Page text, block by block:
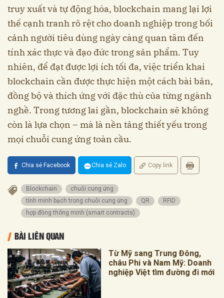
truy xuất và tự động hóa, blockchain mang lại lợi
thế cạnh tranh rõ rệt cho doanh nghiệp trong bối
cảnh người tiêu dùng ngày càng quan tâm đến
tính xác thực và đạo đức trong sản phẩm. Tuy
nhiên, để đạt được lợi ích tối đa, việc triển khai
blockchain cần được thực hiện một cách bài bản,
đồng bộ và thích ứng với đặc thù của từng ngành
nghề. Trong tương lai gần, blockchain sẽ không
còn là lựa chọn – mà là nền tảng thiết yếu trong
mọi chuỗi cung ứng toàn cầu.
Chia sẻ Facebook Chia sẻ Zalo Copy link
Blockchain
chuỗi cung ứng
tính minh bạch trong chuỗi cung ứng
QR
RFID
hợp đồng thông minh (smart contracts)
BÀI LIÊN QUAN
Từ Mỹ sang Trung Đông,
châu Phi và Nam Mỹ: Doanh
nghiệp Việt tìm đường đi mới